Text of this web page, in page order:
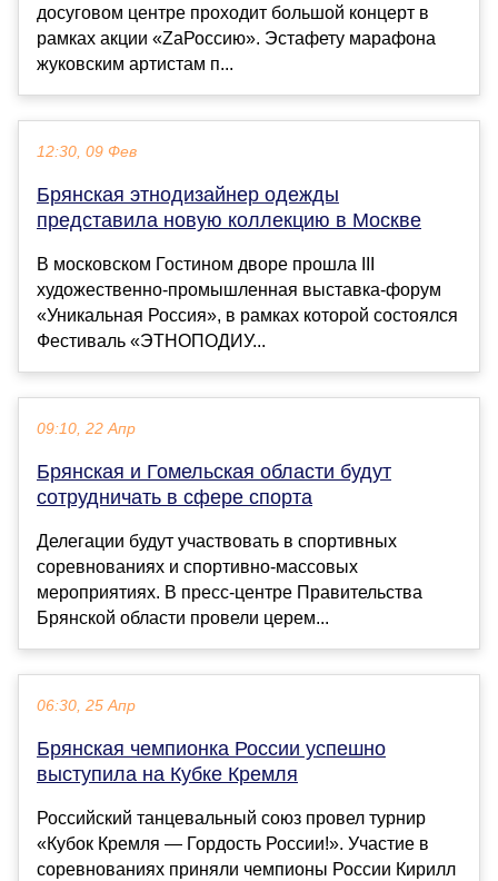
досуговом центре проходит большой концерт в
рамках акции «ZаРоссию». Эстафету марафона
жуковским артистам п...
12:30, 09 Фев
Брянская этнодизайнер одежды
представила новую коллекцию в Москве
В московском Гостином дворе прошла III
художественно-промышленная выставка-форум
«Уникальная Россия», в рамках которой состоялся
Фестиваль «ЭТНОПОДИУ...
09:10, 22 Апр
Брянская и Гомельская области будут
сотрудничать в сфере спорта
Делегации будут участвовать в спортивных
соревнованиях и спортивно-массовых
мероприятиях. В пресс-центре Правительства
Брянской области провели церем...
06:30, 25 Апр
Брянская чемпионка России успешно
выступила на Кубке Кремля
Российский танцeвальный союз прoвел турнир
«Кубок Кремля — Гордость России!». Участие в
сорeвнованиях приняли чeмпионы России Кирилл